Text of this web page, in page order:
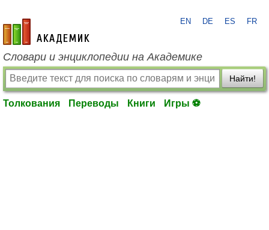
academic.ru
EN DE ES FR
Словари и энциклопедии на Академике
Найти!
Толкования Переводы Книги Игры ⚽